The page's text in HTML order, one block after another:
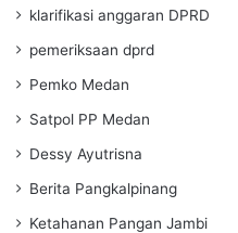
klarifikasi anggaran DPRD
pemeriksaan dprd
Pemko Medan
Satpol PP Medan
Dessy Ayutrisna
Berita Pangkalpinang
Ketahanan Pangan Jambi